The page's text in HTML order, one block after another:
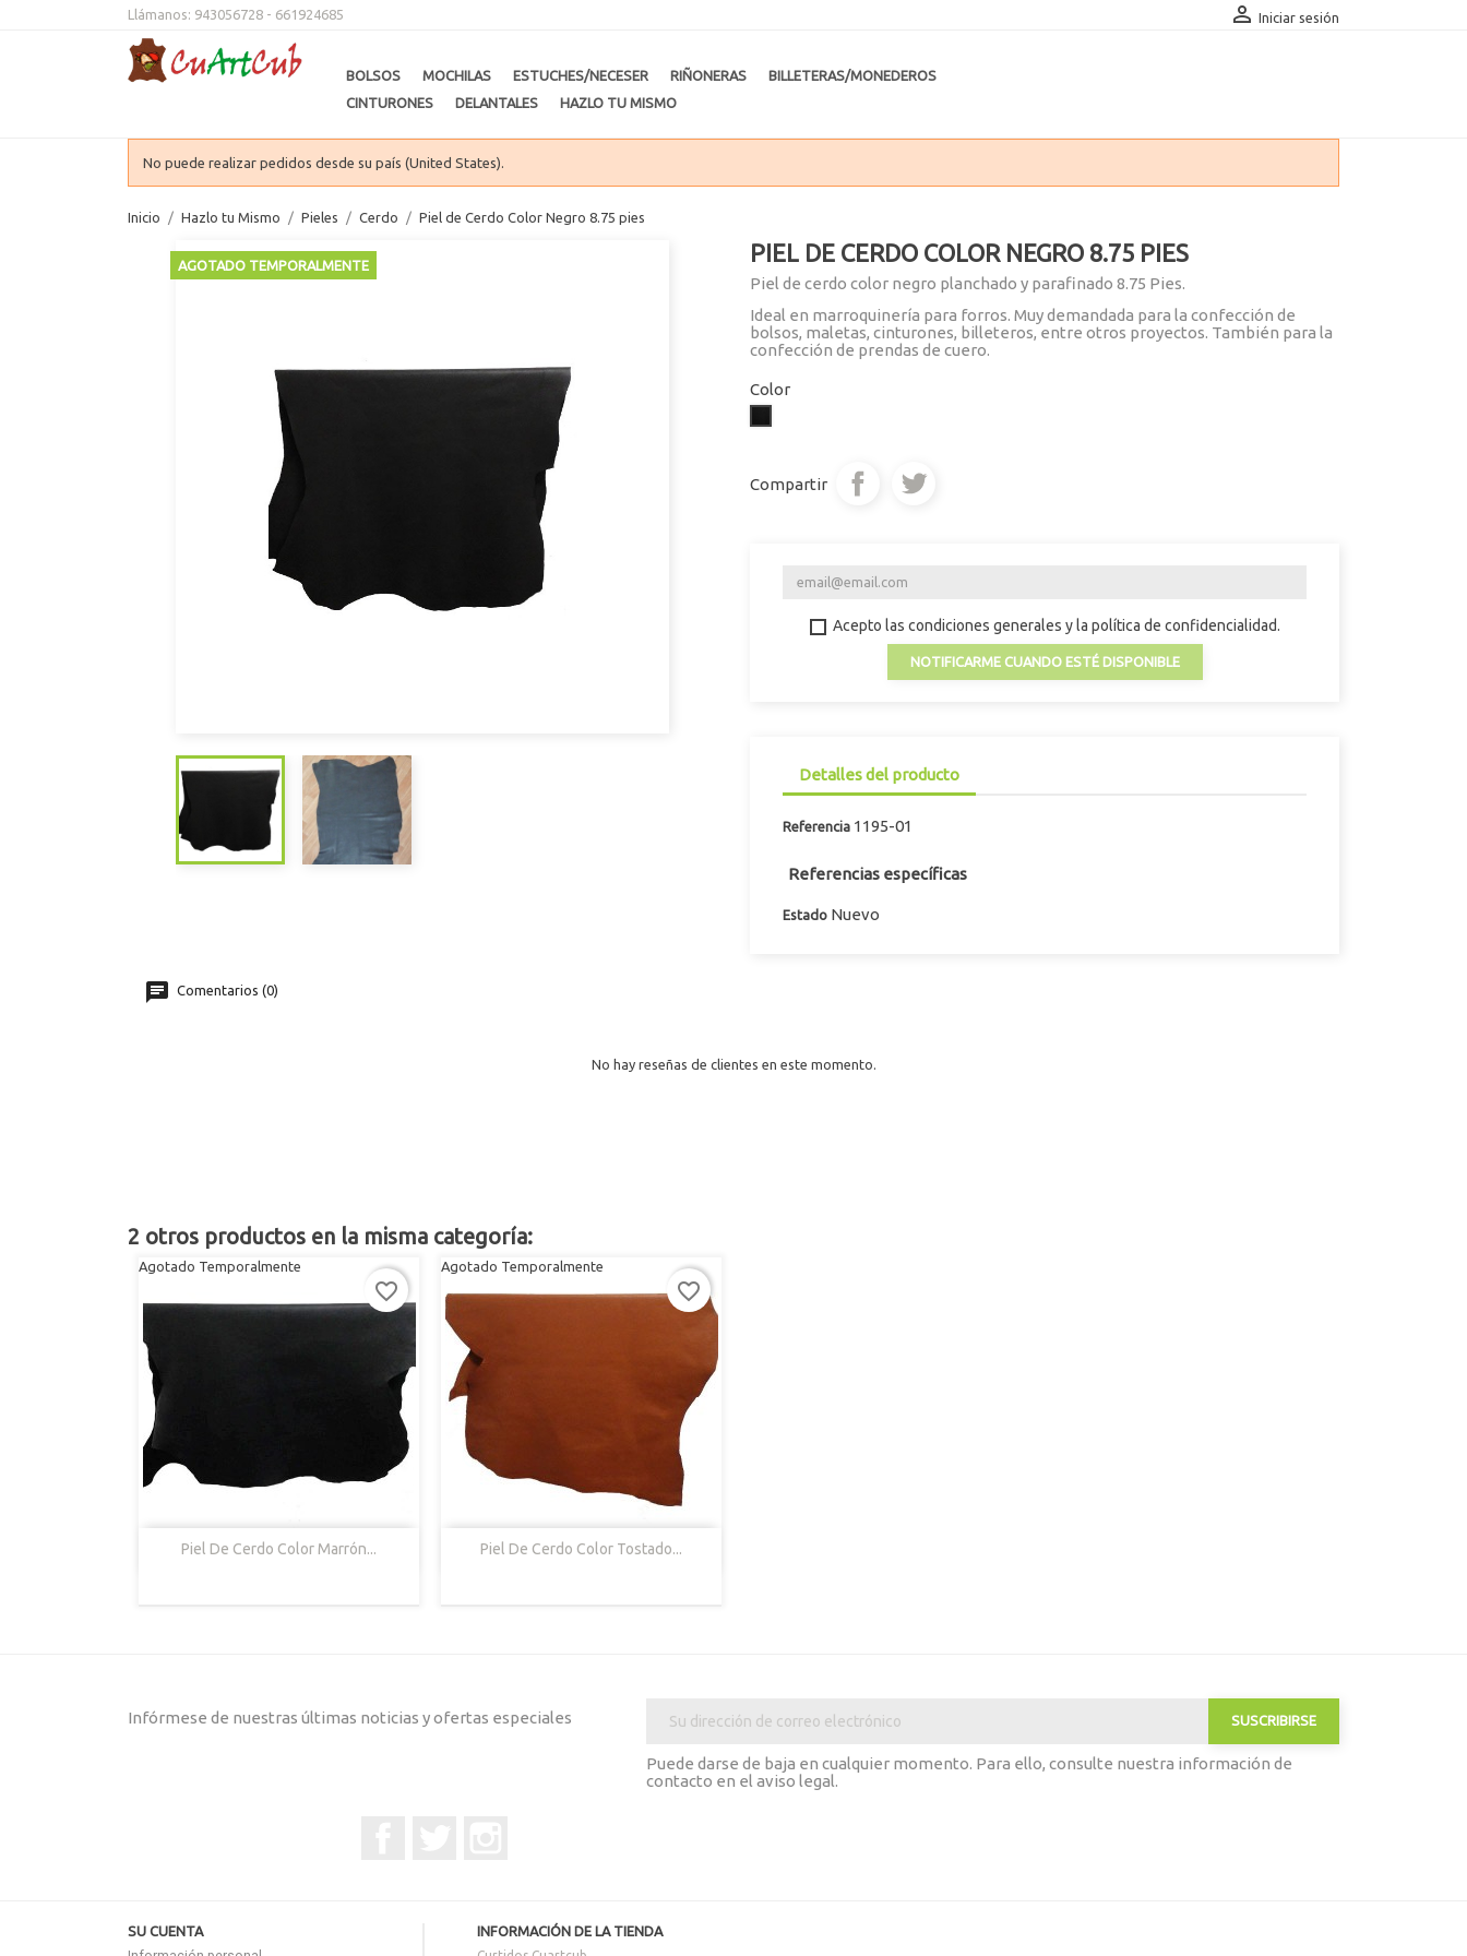
Llámanos: 943056728 - 661924685  Iniciar sesión
BOLSOS MOCHILAS ESTUCHES/NECESER RIÑONERAS
BILLETERAS/MONEDEROS
CINTURONES
DELANTALES HAZLO TU MISMO
No puede realizar pedidos desde su país (United States).
Inicio Hazlo tu Mismo Pieles Cerdo Piel de Cerdo Color Negro 8.75 pies
AGOTADO TEMPORALMENTE PIEL DE CERDO COLOR NEGRO 8.75 PIES
Piel de cerdo color negro planchado y parafinado 8.75 Pies.
Ideal en marroquinería para forros. Muy demandada para la confección de
bolsos, maletas, cinturones, billeteros, entre otros proyectos. También para la
confección de prendas de cuero.
Color
Negro
Compartir
Acepto las condiciones generales y la política de confidencialidad.
NOTIFICARME CUANDO ESTÉ DISPONIBLE
Detalles del producto
Referencia 1195-01
Referencias específicas
Estado Nuevo
Comentarios (0)
No hay reseñas de clientes en este momento.
2 otros productos en la misma categoría:
Piel De Cerdo Color Marrón...
Agotado Temporalmente
Vista Rápida
favorite_border
Piel De Cerdo Color Tostado...
Agotado Temporalmente
Vista Rápida
favorite_border
Infórmese de nuestras últimas noticias y ofertas especiales
Puede darse de baja en cualquier momento. Para ello, consulte nuestra información de
contacto en el aviso legal.
SU CUENTA INFORMACIÓN DE LA TIENDA